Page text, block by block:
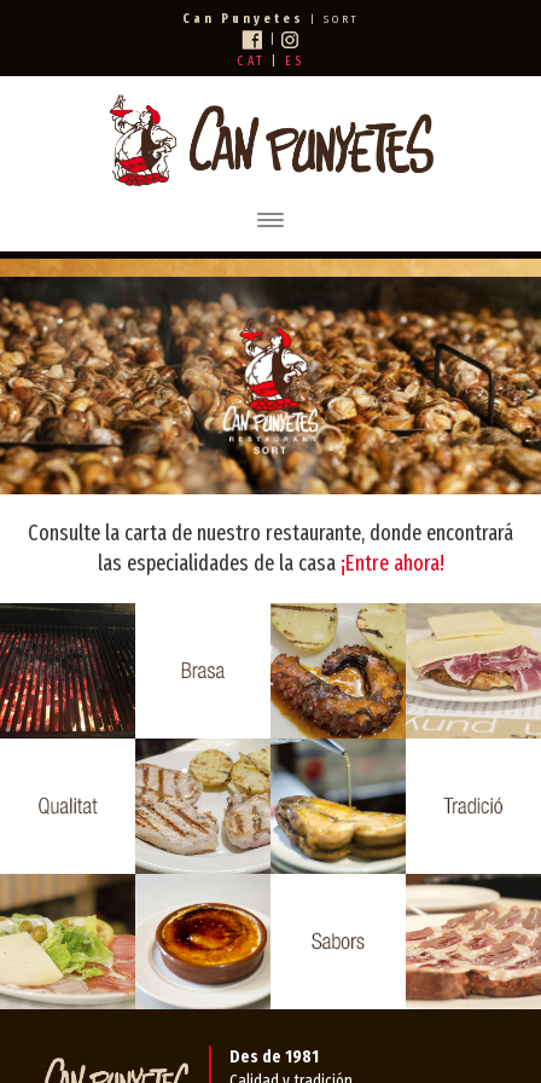
Can Punyetes | SORT
CAT
ES
Toggle
navigation
Consulte la carta de nuestro restaurante, donde encontrará
las especialidades de la casa ¡Entre ahora!
Des de 1981